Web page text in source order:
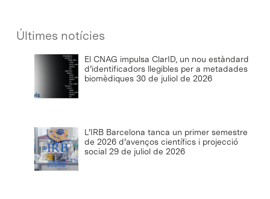
Últimes notícies
El CNAG impulsa ClarID, un nou estàndard
d’identificadors llegibles per a metadades
biomèdiques 30 de juliol de 2026
L’IRB Barcelona tanca un primer semestre
de 2026 d’avenços científics i projecció
social 29 de juliol de 2026